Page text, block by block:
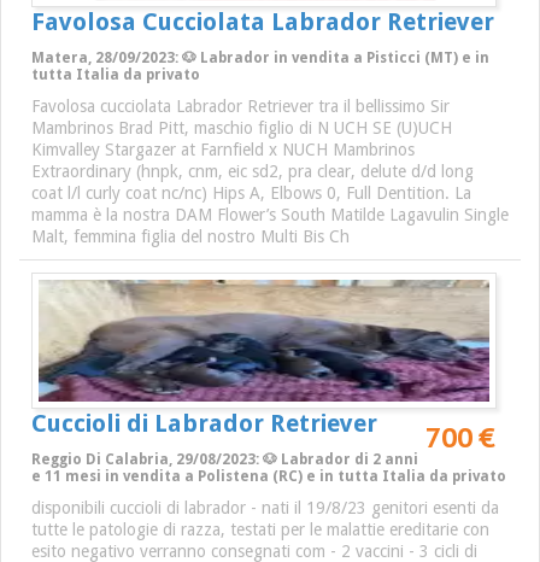
Favolosa Cucciolata Labrador Retriever
Matera, 28/09/2023: 🐶 Labrador in vendita a Pisticci (MT) e in
tutta Italia da privato
Favolosa cucciolata Labrador Retriever tra il bellissimo Sir
Mambrinos Brad Pitt, maschio figlio di N UCH SE (U)UCH
Kimvalley Stargazer at Farnfield x NUCH Mambrinos
Extraordinary (hnpk, cnm, eic sd2, pra clear, delute d/d long
coat l/l curly coat nc/nc) Hips A, Elbows 0, Full Dentition. La
mamma è la nostra DAM Flower’s South Matilde Lagavulin Single
Malt, femmina figlia del nostro Multi Bis Ch
Cuccioli di Labrador Retriever 700 €
Reggio Di Calabria, 29/08/2023: 🐶 Labrador di 2 anni
e 11 mesi in vendita a Polistena (RC) e in tutta Italia da privato
disponibili cuccioli di labrador - nati il 19/8/23 genitori esenti da
tutte le patologie di razza, testati per le malattie ereditarie con
esito negativo verranno consegnati com - 2 vaccini - 3 cicli di